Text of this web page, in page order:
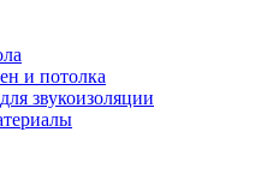
и потолка
звукоизоляции